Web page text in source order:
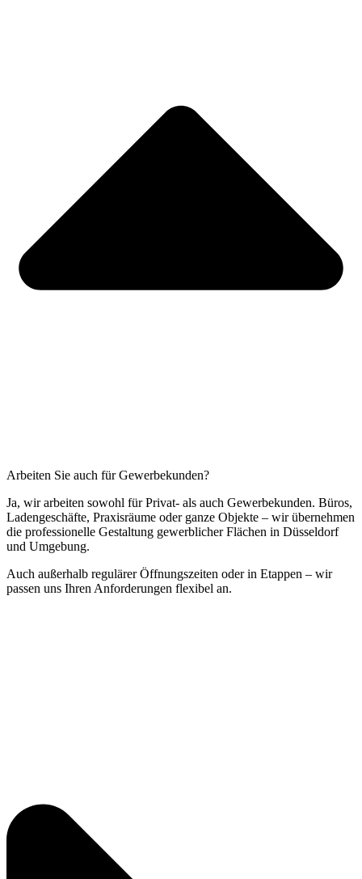
Arbeiten Sie auch für Gewerbekunden?
Ja, wir arbeiten sowohl für Privat- als auch Gewerbekunden. Büros,
Ladengeschäfte, Praxisräume oder ganze Objekte – wir übernehmen
die professionelle Gestaltung gewerblicher Flächen in Düsseldorf
und Umgebung.
Auch außerhalb regulärer Öffnungszeiten oder in Etappen – wir
passen uns Ihren Anforderungen flexibel an.